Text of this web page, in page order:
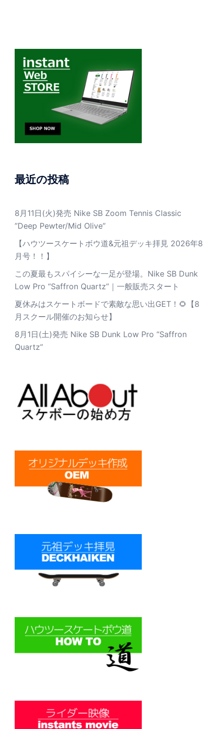
最近の投稿
8月11日(火)発売 Nike SB Zoom Tennis Classic
”Deep Pewter/Mid Olive”
【ハウツースケートボウ道&元祖デッキ拝見 2026年8
月号！！】
この夏最もスパイシーな一足が登場。Nike SB Dunk
Low Pro “Saffron Quartz”｜一般販売スタート
夏休みはスケートボードで素敵な思い出GET！🌻【8
月スクール開催のお知らせ】
8月1日(土)発売 Nike SB Dunk Low Pro “Saffron
Quartz”